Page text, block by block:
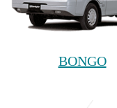
BONGO